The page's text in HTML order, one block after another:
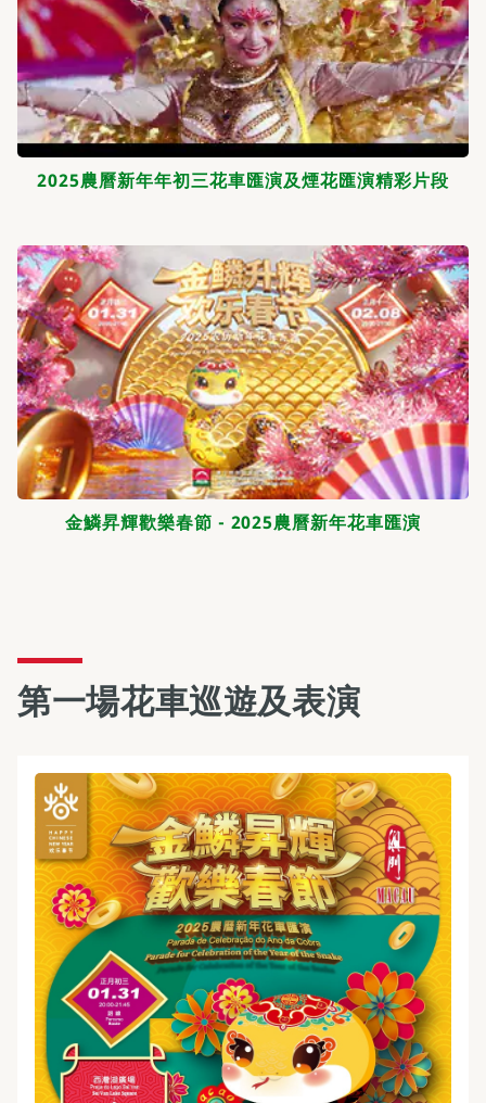
2025農曆新年年初三花車匯演及煙花匯演精彩片段
金鱗昇輝歡樂春節 - 2025農曆新年花車匯演
第一場花車巡遊及表演